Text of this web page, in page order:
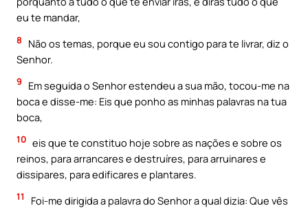
eu te mandar,
8
Não os temas, porque eu sou contigo para te livrar, diz o
Senhor.
9
Em seguida o Senhor estendeu a sua mão, tocou-me na
boca e disse-me: Eis que ponho as minhas palavras na tua
boca,
10 eis que te constituo hoje sobre as nações e sobre os
reinos, para arrancares e destruíres, para arruinares e
dissipares, para edificares e plantares.
11
Foi-me dirigida a palavra do Senhor a qual dizia: Que vês